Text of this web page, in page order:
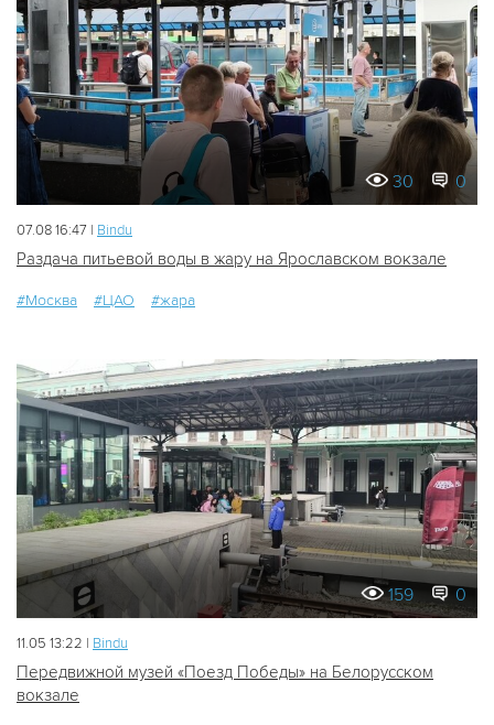
30 0
07.08 16:47 | Bindu
Раздача питьевой воды в жару на Ярославском вокзале
#Москва #ЦАО #жара
159 0
11.05 13:22 | Bindu
Передвижной музей «Поезд Победы» на Белорусском
вокзале